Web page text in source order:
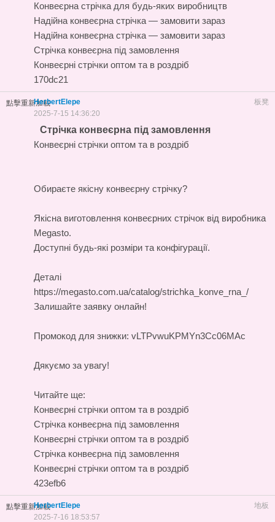
Конвеєрна стрічка для будь-яких виробництв
Надійна конвеєрна стрічка — замовити зараз
Надійна конвеєрна стрічка — замовити зараз
Стрічка конвеєрна під замовлення
Конвеєрні стрічки оптом та в роздріб
170dc21
點擊重新加載 板凳
HerbertElepe
2025-7-15 14:36:20
Стрічка конвеєрна під замовлення
Конвеєрні стрічки оптом та в роздріб
Обираєте якісну конвеєрну стрічку?
Якісна виготовлення конвеєрних стрічок від виробника
Megasto.
Доступні будь-які розміри та конфігурації.
Деталі
https://megasto.com.ua/catalog/strichka_konve_rna_/
Залишайте заявку онлайн!
Промокод для знижки: vLTPvwuKPMYn3Cc06MAc
Дякуємо за увагу!
Читайте ще:
Конвеєрні стрічки оптом та в роздріб
Стрічка конвеєрна під замовлення
Конвеєрні стрічки оптом та в роздріб
Стрічка конвеєрна під замовлення
Конвеєрні стрічки оптом та в роздріб
423efb6
點擊重新加載 地板
HerbertElepe
2025-7-16 18:53:57